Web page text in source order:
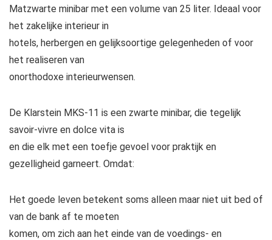
Matzwarte minibar met een volume van 25 liter. Ideaal voor
het zakelijke interieur in
hotels, herbergen en gelijksoortige gelegenheden of voor
het realiseren van
onorthodoxe interieurwensen.
De Klarstein MKS-11 is een zwarte minibar, die tegelijk
savoir-vivre en dolce vita is
en die elk met een toefje gevoel voor praktijk en
gezelligheid garneert. Omdat:
Het goede leven betekent soms alleen maar niet uit bed of
van de bank af te moeten
komen, om zich aan het einde van de voedings- en